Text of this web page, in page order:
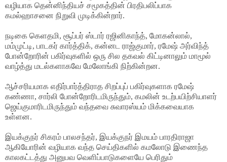
வழியாக தென்னிந்தியச் சமூகத்தின் பிரதிபலிப்பாக
கமல்ஹாசனை நிறுவி முடிக்கின்றார்.
நடிகை கெளதமி, சூப்பர் ஸ்டார் ரஜினிகாந்த், மோகன்லால்,
மம்முட்டி, பாடகர் கார்த்திக், கன்னட ராஜ்குமார், ரமேஷ் அர்விந்த்
போன்றோரின் பகிர்வுகளில் ஒரு சில தகவல் கிட்டினாலும் மாமூல்
வாழ்த்து மடல்களாகவே மேலோங்கி நிற்கின்றன.
ஆச்சரியமாக எதிர்பார்த்திராத சிறப்புப் பகிர்வுகளாக ரமேஷ்
கண்ணா, சார்லி போன்றோரிடமிருந்தும், கமலின் உடற்பயிற்சியாளர்
ஜெய்குமாரிடமிருந்தும் வந்தவை சுவாரஸ்யம் மிக்கவையாக
உள்ளன.
இயக்குநர் சிகரம் பாலசந்தர், இயக்குநர் இமயம் பாரதிராஜா
ஆகியோரின் வழியாக வந்த செய்திகளில் கமலோடு இணைந்த
காலகட்டத்து அனுபவ வெளிப்பாடுகளையே பெரிதும்